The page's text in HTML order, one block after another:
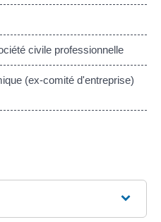
civile professionnelle
(ex-comité d'entreprise)